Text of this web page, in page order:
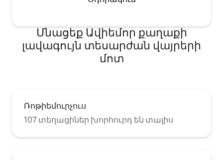
Մնացեք Ավիեմոր քաղաքի
լավագույն տեսարժան վայրերի
մոտ
Ռոթիեմուրչուս
107 տեղացիներ խորհուրդ են տալիս